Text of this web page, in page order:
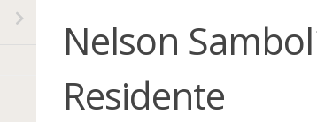
Nelson
Residente